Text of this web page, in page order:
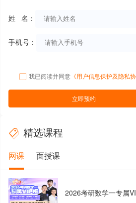
姓 名：
手机号：
我已阅读并同意 《用户信息保护及隐私协
立即预约
精选课程
网课 面授课
2026考研数学一专属